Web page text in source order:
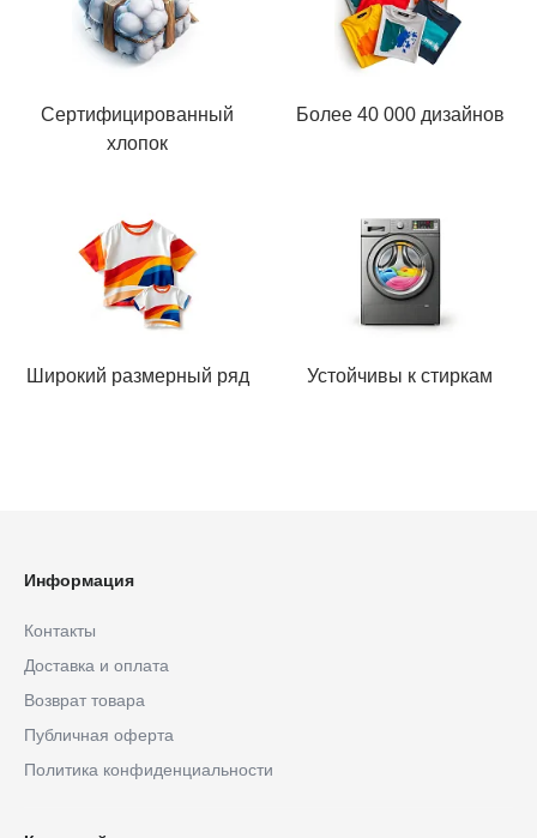
Сертифицированный
хлопок
Более 40 000 дизайнов
Широкий размерный ряд Устойчивы к стиркам
Информация
Контакты
Доставка и оплата
Возврат товара
Публичная оферта
Политика конфиденциальности